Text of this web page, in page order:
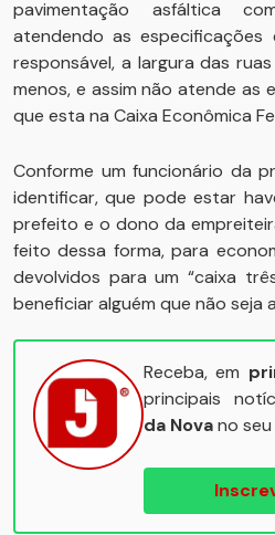
pavimentação asfáltica
atendendo as especificações
responsável, a largura das
menos, e assim não atende as
que esta na Caixa Econômica
Conforme um funcionário da
identificar, que pode estar
prefeito e o dono da
feito dessa forma, para
devolvidos para um “caixa
beneficiar alguém que não seja
Receba, em
principais
da Novano seu